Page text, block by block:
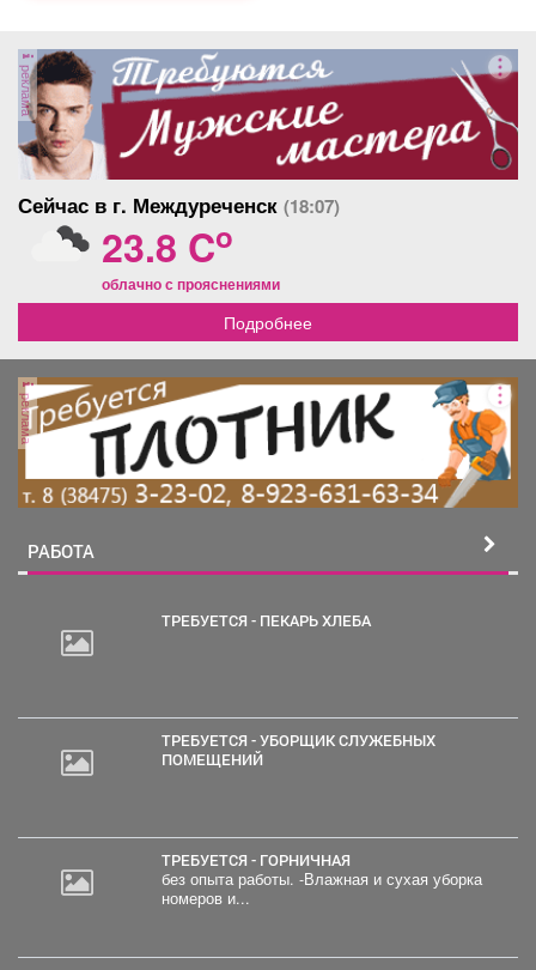
реклама
Сейчас в г. Междуреченск (18:07)
23.8 Co
облачно с прояснениями
Подробнее
реклама
РАБОТА
ТРЕБУЕТСЯ - ПЕКАРЬ ХЛЕБА
ТРЕБУЕТСЯ - УБОРЩИК СЛУЖЕБНЫХ
ПОМЕЩЕНИЙ
ТРЕБУЕТСЯ - ГОРНИЧНАЯ
без опыта работы. -Влажная и сухая уборка
номеров и...